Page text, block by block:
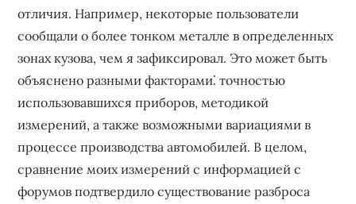
отличия. Например, некоторые пользователи
сообщали о более тонком металле в определенных
зонах кузова, чем я зафиксировал. Это может быть
объяснено разными факторами⁚ точностью
использовавшихся приборов, методикой
измерений, а также возможными вариациями в
процессе производства автомобилей. В целом,
сравнение моих измерений с информацией с
форумов подтвердило существование разброса